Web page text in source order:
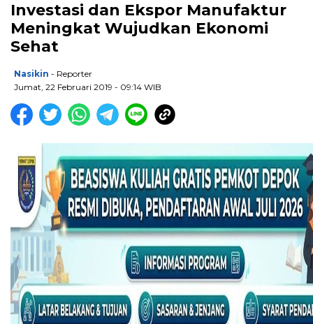
Investasi dan Ekspor Manufaktur
Meningkat Wujudkan Ekonomi
Sehat
Nasikin - Reporter
Jumat, 22 Februari 2019 - 09:14 WIB